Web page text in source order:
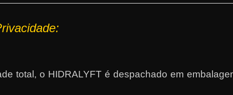
rivacidade:
total, o HIDRALYFT é despachado em